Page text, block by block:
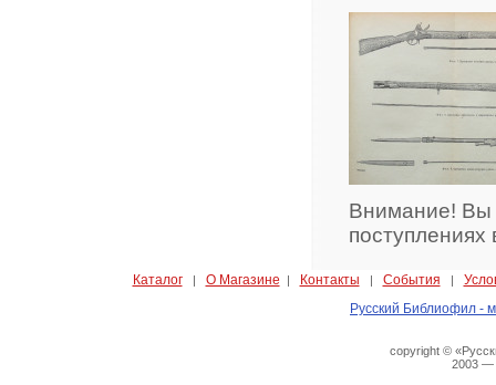
Внимание! Вы
Каталог| О Магазине | Контакты | События |
Русский Библиофил -
copyright ©
2003 —